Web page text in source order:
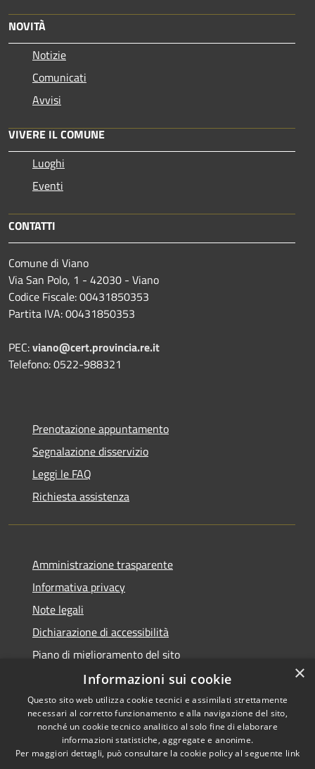
NOVITÀ
Notizie
Comunicati
Avvisi
VIVERE IL COMUNE
Luoghi
Eventi
CONTATTI
Comune di Viano
Via San Polo, 1 - 42030 - Viano
Codice Fiscale: 00431850353
Partita IVA: 00431850353
PEC:viano@cert.provincia.re.it
Telefono: 0522-988321
Prenotazione appuntamento
Segnalazione disservizio
Leggi le FAQ
Richiesta assistenza
Amministrazione trasparente
Informativa privacy
Note legali
Dichiarazione di accessibilità
Piano di miglioramento del sito
Accessibilità
Privacy
Copyright © 2026 • Comune di
Viano • Powered by
Municipium•Accesso
×
Informazioni sui cookie
Questo sito web utilizza cookie tecnici e assimilati strettamente
necessari al corretto funzionamento e alla navigazione del sito,
nonché un cookie tecnico analitico al solo fine di elaborare
informazioni statistiche, aggregate e anonime.
Per maggiori dettagli, può consultare la cookie policy al seguente link